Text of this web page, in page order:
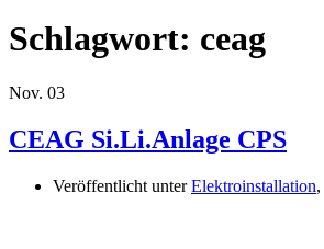
Schlagwort: ceag
Nov. 03
CEAG Si.Li.Anlage CPS
Veröffentlicht unterElektroinstallation,